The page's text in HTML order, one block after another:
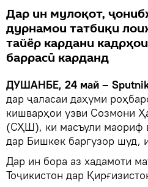
Дар ин мулоқот,
дурнамои татбиқи
тайёр кардани
баррасӣ карданд
ДУШАНБЕ, 24 май –
дар ҷаласаи даҳуми
кишварҳои узви Созмони
(СҲШ), ки масъули маориф
дар Бишкек баргузор шуд,
Дар ин бора аз хадамоти
Тоҷикистон дар